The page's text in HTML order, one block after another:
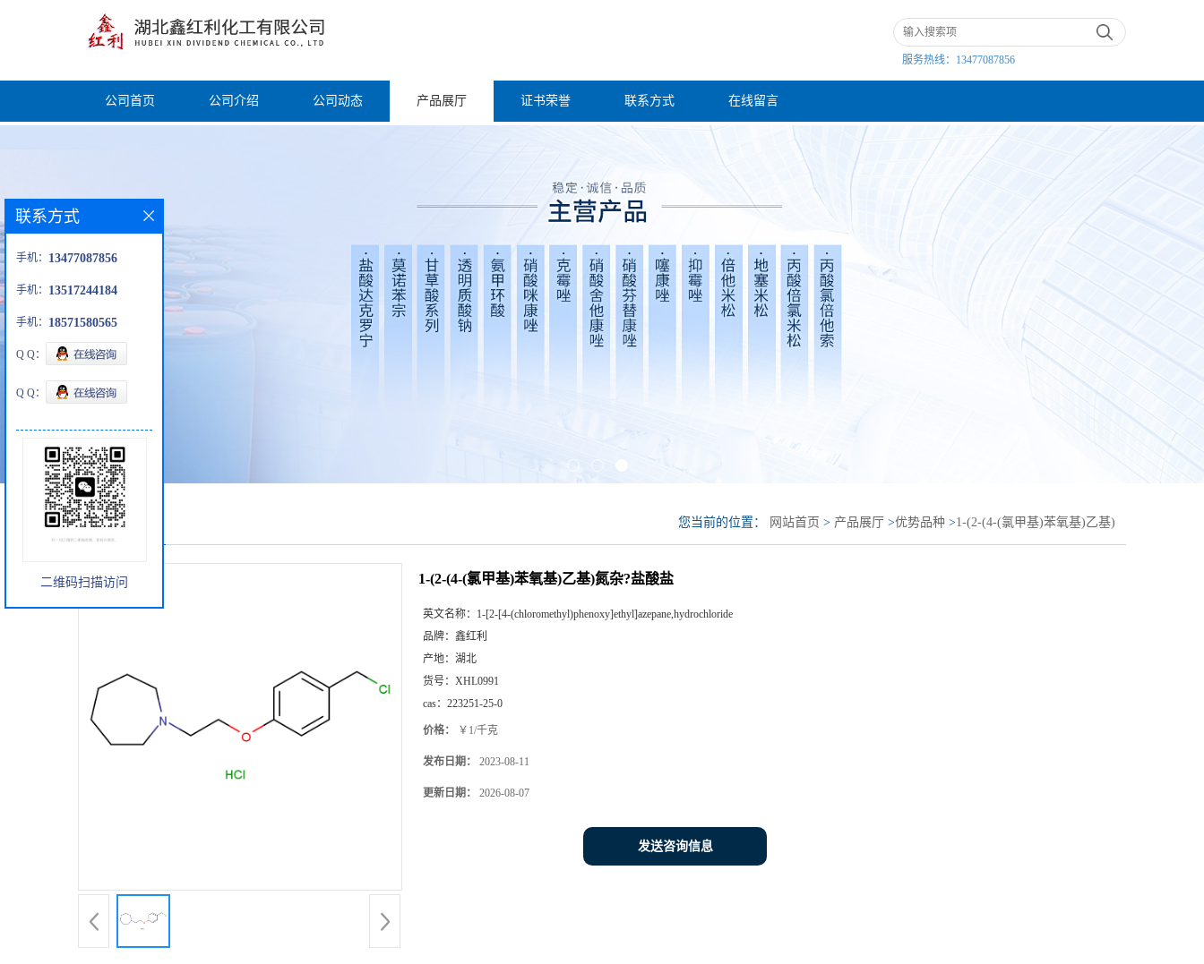
服务热线： 13477087856
公司首页 公司介绍 公司动态 产品展厅 证书荣誉 联系方式 在线留言
产品展厅 您当前的位置： 网站首页 > 产品展厅 >优势品种 >1-(2-(4-(氯甲基)苯氧基)乙基)
1-(2-(4-(氯甲基)苯氧基)乙基)氮杂?盐酸盐
英文名称： 1-[2-[4-(chloromethyl)phenoxy]ethyl]azepane,hydrochloride
品牌： 鑫红利
产地： 湖北
货号： XHL0991
cas： 223251-25-0
价格： ￥1/千克
发布日期： 2023-08-11
更新日期： 2026-08-07
发送咨询信息
联系方式
手机： 13477087856
手机： 13517244184
手机： 18571580565
Q Q：
Q Q：
二维码扫描访问